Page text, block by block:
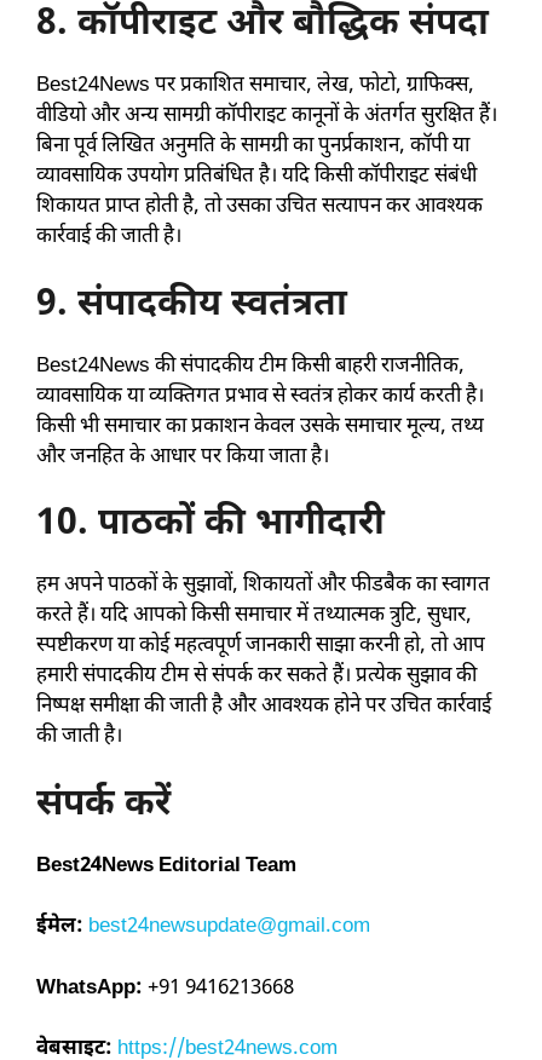
8. कॉपीराइट और बौद्धिक संपदा
Best24News पर प्रकाशित समाचार, लेख, फोटो, ग्राफिक्स,
वीडियो और अन्य सामग्री कॉपीराइट कानूनों के अंतर्गत सुरक्षित हैं।
बिना पूर्व लिखित अनुमति के सामग्री का पुनर्प्रकाशन, कॉपी या
व्यावसायिक उपयोग प्रतिबंधित है। यदि किसी कॉपीराइट संबंधी
शिकायत प्राप्त होती है, तो उसका उचित सत्यापन कर आवश्यक
कार्रवाई की जाती है।
9. संपादकीय स्वतंत्रता
Best24News की संपादकीय टीम किसी बाहरी राजनीतिक,
व्यावसायिक या व्यक्तिगत प्रभाव से स्वतंत्र होकर कार्य करती है।
किसी भी समाचार का प्रकाशन केवल उसके समाचार मूल्य, तथ्य
और जनहित के आधार पर किया जाता है।
10. पाठकों की भागीदारी
हम अपने पाठकों के सुझावों, शिकायतों और फीडबैक का स्वागत
करते हैं। यदि आपको किसी समाचार में तथ्यात्मक त्रुटि, सुधार,
स्पष्टीकरण या कोई महत्वपूर्ण जानकारी साझा करनी हो, तो आप
हमारी संपादकीय टीम से संपर्क कर सकते हैं। प्रत्येक सुझाव की
निष्पक्ष समीक्षा की जाती है और आवश्यक होने पर उचित कार्रवाई
की जाती है।
संपर्क करें
Best24News Editorial Team
ईमेल: best24newsupdate@gmail.com
WhatsApp: +91 9416213668
वेबसाइट: https://best24news.com